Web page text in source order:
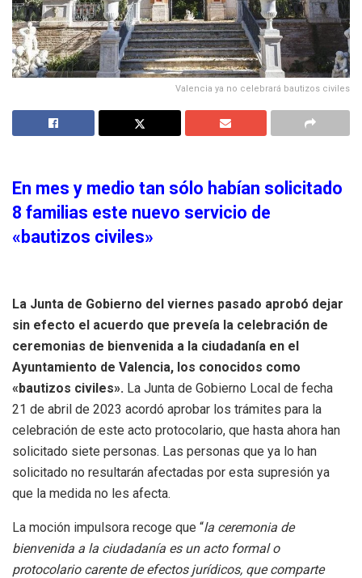
Valencia ya no celebrará bautizos civiles
En mes y medio tan sólo habían solicitado
8 familias este nuevo servicio de
«bautizos civiles»
La Junta de Gobierno del viernes pasado aprobó dejar
sin efecto el acuerdo que preveía la celebración de
ceremonias de bienvenida a la ciudadanía en el
Ayuntamiento de Valencia, los conocidos como
«bautizos civiles». La Junta de Gobierno Local de fecha
21 de abril de 2023 acordó aprobar los trámites para la
celebración de este acto protocolario, que hasta ahora han
solicitado siete personas. Las personas que ya lo han
solicitado no resultarán afectadas por esta supresión ya
que la medida no les afecta.
La moción impulsora recoge que “la ceremonia de
bienvenida a la ciudadanía es un acto formal o
protocolario carente de efectos jurídicos, que comparte